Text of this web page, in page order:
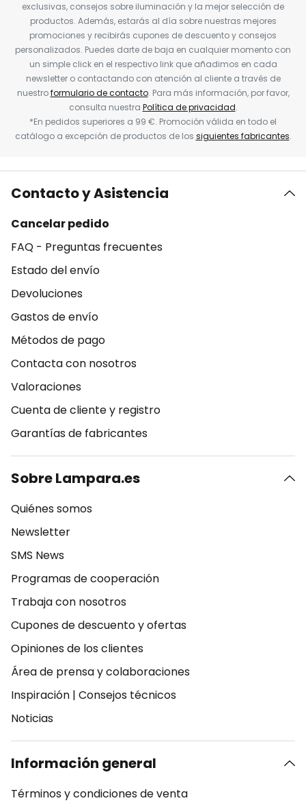
exclusivas, consejos sobre iluminación y la mejor selección de
productos. Además, estarás al día sobre nuestras mejores
promociones y recibirás cupones de descuento y consejos
personalizados. Puedes darte de baja en cualquier momento con
un simple click en el respectivo link que añadimos en cada
newsletter o contactando con atención al cliente a través de
nuestroformulario de contacto. Para más información, por favor,
consulta nuestra Política de privacidad.
*En pedidos superiores a 99 €. Promoción válida en todo el
catálogo a excepción de productos de los siguientes fabricantes.
Contacto y Asistencia
Cancelar pedido
FAQ - Preguntas frecuentes
Estado del envío
Devoluciones
Gastos de envío
Métodos de pago
Contacta con nosotros
Valoraciones
Cuenta de cliente y registro
Garantías de fabricantes
Sobre Lampara.es
Quiénes somos
Newsletter
SMS News
Programas de cooperación
Trabaja con nosotros
Cupones de descuento y ofertas
Opiniones de los clientes
Área de prensa y colaboraciones
Inspiración | Consejos técnicos
Noticias
Información general
Términos y condiciones de venta